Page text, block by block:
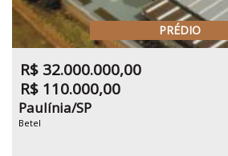
PRÉDIO
R$ 32.000.000,00
R$ 110.000,00
Paulínia/SP
Betel